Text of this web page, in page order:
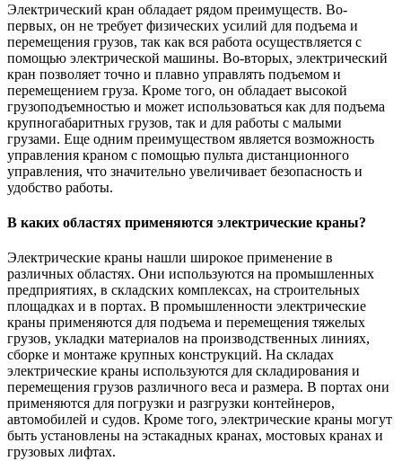
Электрический кран обладает рядом преимуществ. Во-
первых, он не требует физических усилий для подъема и
перемещения грузов, так как вся работа осуществляется с
помощью электрической машины. Во-вторых, электрический
кран позволяет точно и плавно управлять подъемом и
перемещением груза. Кроме того, он обладает высокой
грузоподъемностью и может использоваться как для подъема
крупногабаритных грузов, так и для работы с малыми
грузами. Еще одним преимуществом является возможность
управления краном с помощью пульта дистанционного
управления, что значительно увеличивает безопасность и
удобство работы.
В каких областях применяются электрические краны?
Электрические краны нашли широкое применение в
различных областях. Они используются на промышленных
предприятиях, в складских комплексах, на строительных
площадках и в портах. В промышленности электрические
краны применяются для подъема и перемещения тяжелых
грузов, укладки материалов на производственных линиях,
сборке и монтаже крупных конструкций. На складах
электрические краны используются для складирования и
перемещения грузов различного веса и размера. В портах они
применяются для погрузки и разгрузки контейнеров,
автомобилей и судов. Кроме того, электрические краны могут
быть установлены на эстакадных кранах, мостовых кранах и
грузовых лифтах.